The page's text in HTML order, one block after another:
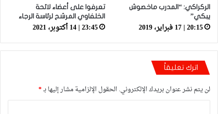
الركراكي: “المدرب ماخصوش
يبكي”
20:15 | 17 فبراير، 2019
تعرفوا على أعضاء لائحة
الخلفاوي المرشح لرئاسة الرجاء
23:45 | 14 أكتوبر، 2021
اترك تعليقاً
لن يتم نشر عنوان بريدك الإلكتروني. الحقول الإلزامية مشار إليها بـ*